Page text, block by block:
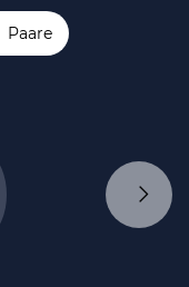
Paare